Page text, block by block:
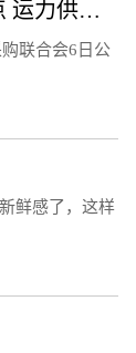
7月中国公路物流运价指数为102.5点 运力供给呈现较充足态势
联合会6日公
鲜感了，这样